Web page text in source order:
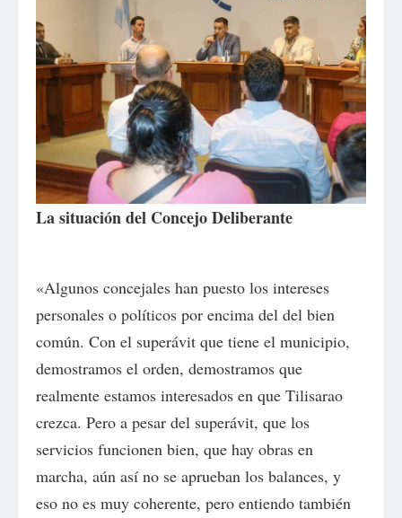
La situación del Concejo Deliberante
«Algunos concejales han puesto los intereses
personales o políticos por encima del del bien
común. Con el superávit que tiene el municipio,
demostramos el orden, demostramos que
realmente estamos interesados en que Tilisarao
crezca. Pero a pesar del superávit, que los
servicios funcionen bien, que hay obras en
marcha, aún así no se aprueban los balances, y
eso no es muy coherente, pero entiendo también